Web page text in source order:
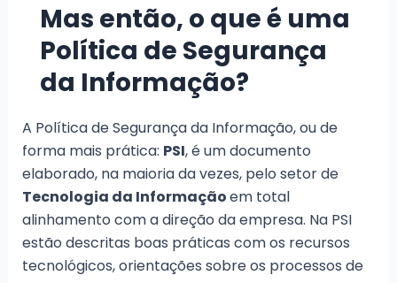
Mas então, o que é uma
Política de Segurança
da Informação?
A Política de Segurança da Informação, ou de
forma mais prática: PSI, é um documento
elaborado, na maioria da vezes, pelo setor de
Tecnologia da Informaçãoem total
alinhamento com a direção da empresa. Na PSI
estão descritas boas práticas com os recursos
tecnológicos, orientações sobre os processos de